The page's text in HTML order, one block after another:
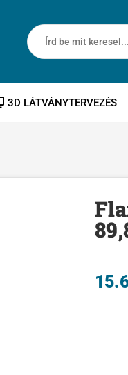
3D LÁTVÁNYTERVEZÉS